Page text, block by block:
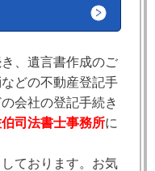
、遺言書作成のご
どの不動産登記手
会社の登記手続き
司法書士事務所に
ております。お気